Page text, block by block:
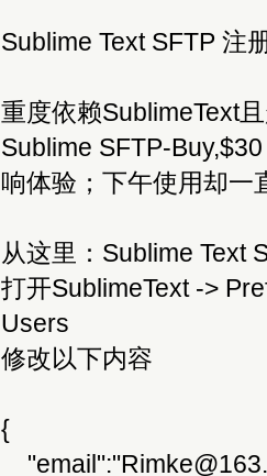
Sublime Text SFTP 注
重度依赖SublimeText
Sublime SFTP-
响体验；下午使用却一
从这里：Sublime Text
打开SublimeText ->
Users
修改以下内容
{